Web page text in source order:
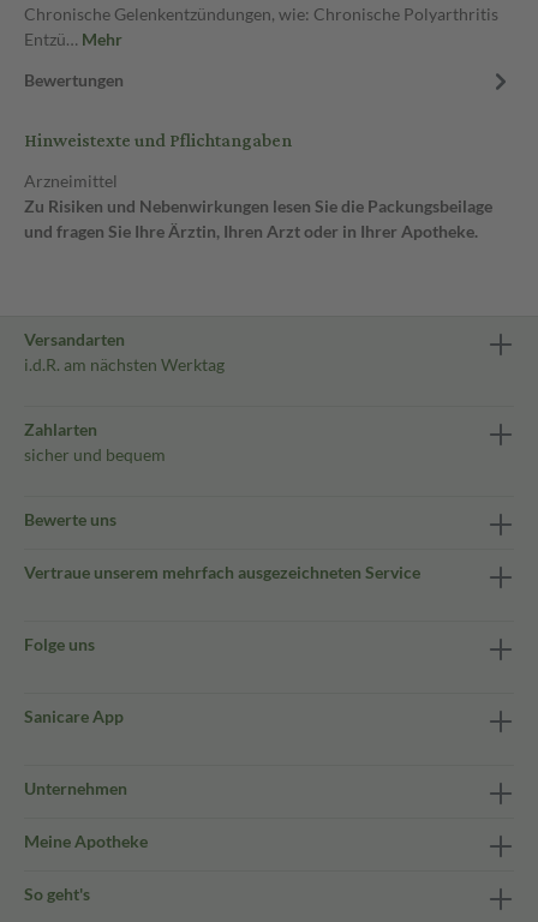
Chronische Gelenkentzündungen, wie: Chronische Polyarthritis
Entzü… Mehr
Bewertungen
Hinweistexte und Pflichtangaben
Arzneimittel
Zu Risiken und Nebenwirkungen lesen Sie die Packungsbeilage
und fragen Sie Ihre Ärztin, Ihren Arzt oder in Ihrer Apotheke.
Versandarten
i.d.R. am nächsten Werktag
Zahlarten
sicher und bequem
Bewerte uns
Vertraue unserem mehrfach ausgezeichneten Service
Folge uns
Sanicare App
Unternehmen
Meine Apotheke
So geht's